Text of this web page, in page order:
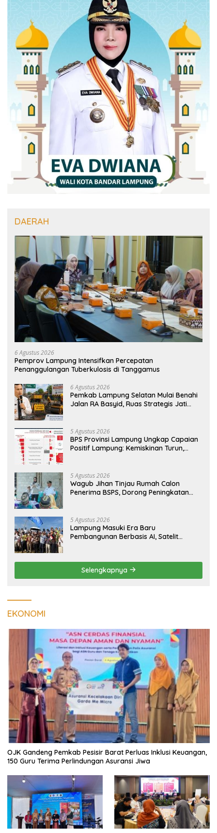
DAERAH
6 Agustus 2026
Pemprov Lampung Intensifkan Percepatan
Penanggulangan Tuberkulosis di Tanggamus
6 Agustus 2026
Pemkab Lampung Selatan Mulai Benahi
Jalan RA Basyid, Ruas Strategis Jati
5 Agustus 2026
BPS Provinsi Lampung Ungkap Capaian
Positif Lampung: Kemiskinan Turun,
5 Agustus 2026
Wagub Jihan Tinjau Rumah Calon
Penerima BSPS, Dorong Peningkatan
5 Agustus 2026
Lampung Masuki Era Baru
Pembangunan Berbasis AI, Satelit
Selengkapnya
EKONOMI
OJK Gandeng Pemkab Pesisir Barat Perluas Inklusi Keuangan,
150 Guru Terima Perlindungan Asuransi Jiwa